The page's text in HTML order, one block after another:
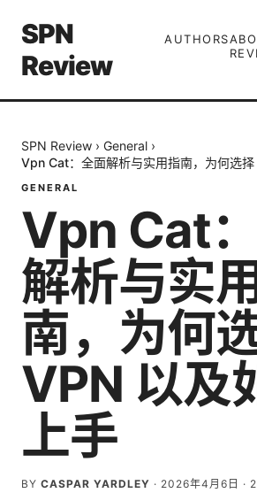
SPN
Review
AUTHORS
SPN Review › General ›
Vpn Cat：全面解析与实用指南，为何选
GENERAL
Vpn Cat
解析与实
南，为何
VPN 以及
上手
BY CASPAR YARDLEY · 2026年4月6日 · 2